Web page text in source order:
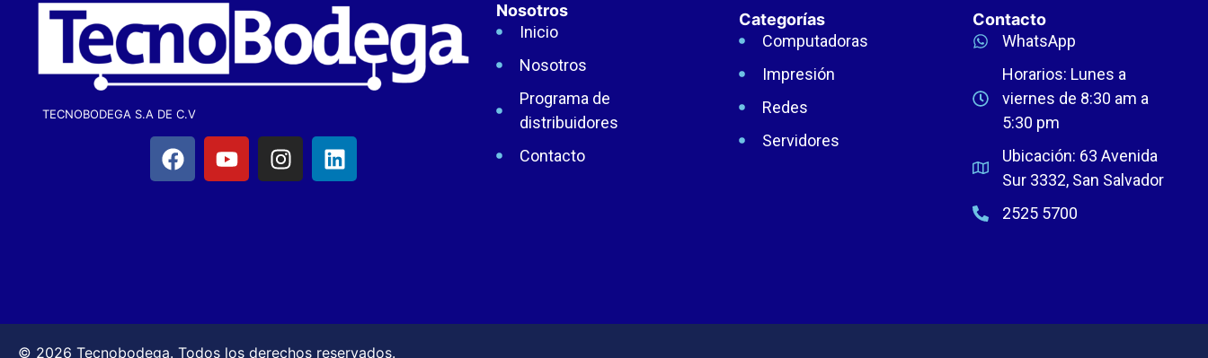
TECNOBODEGA S.A DE C.V
Nosotros
Inicio
Nosotros
Programa de
distribuidores
Contacto
Categorías
Computadoras
Impresión
Redes
Servidores
Contacto
WhatsApp
Horarios: Lunes a
viernes de 8:30 am a
5:30 pm
Ubicación: 63 Avenida
Sur 3332, San Salvador
2525 5700
© 2026 Tecnobodega. Todos los derechos reservados.